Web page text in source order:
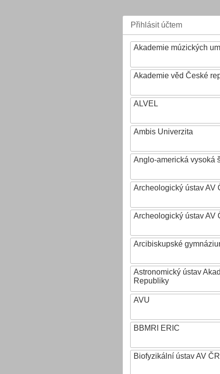
Přihlásit účtem
Akademie múzických
Akademie věd České
ALVEL
Ambis Univerzita
Anglo-americká vysoká
Archeologický ústav AV
Archeologický ústav AV
Arcibiskupské
Astronomický ústav
Republiky
AVU
BBMRI ERIC
Biofyzikální ústav AV ČR